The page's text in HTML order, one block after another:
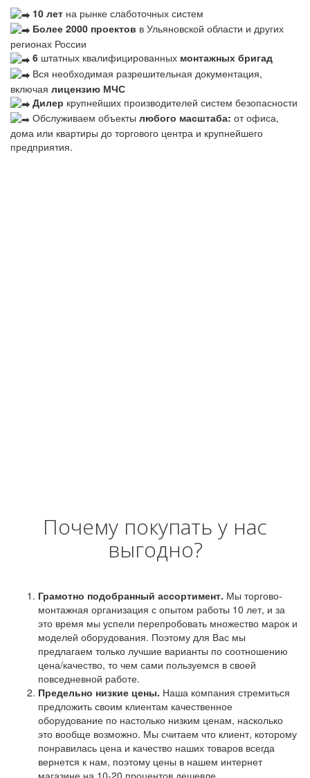
10 лет на рынке слаботочных систем
Более 2000 проектов в Ульяновской области и других
регионах России
6 штатных квалифицированных монтажных бригад
Вся необходимая разрешительная документация,
включая лицензию МЧС
Дилер крупнейших производителей систем безопасности
Обслуживаем объекты любого масштаба: от офиса,
дома или квартиры до торгового центра и крупнейшего
предприятия.
Почему покупать у нас
выгодно?
Грамотно подобранный ассортимент. Мы торгово-
монтажная организация с опытом работы 10 лет, и за
это время мы успели перепробовать множество марок и
моделей оборудования. Поэтому для Вас мы
предлагаем только лучшие варианты по соотношению
цена/качество, то чем сами пользуемся в своей
повседневной работе.
Предельно низкие цены. Наша компания стремиться
предложить своим клиентам качественное
оборудование по настолько низким ценам, насколько
это вообще возможно. Мы считаем что клиент, которому
понравилась цена и качество наших товаров всегда
вернется к нам, поэтому цены в нашем интернет